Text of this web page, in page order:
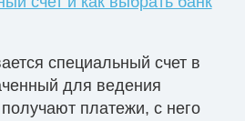
специальный счет в
для ведения
платежи, с него